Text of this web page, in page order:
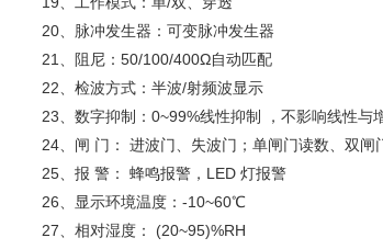
20、脉冲发生器：可变脉冲发生器
21、阻尼：50/100/400Ω自动匹配
22、检波方式：半波/射频波显示
23、数字抑制：0~99%线性抑制 ，不影响线性与
24、闸 门： 进波门、失波门；单闸门读数、双闸
25、报 警： 蜂鸣报警，LED 灯报警
26、显示环境温度：-10~60℃
27、相对湿度： (20~95)%RH